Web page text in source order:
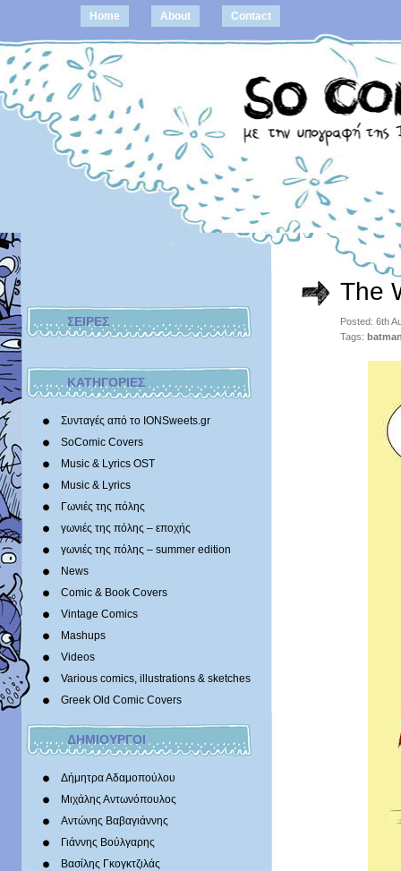
Home About Contact
ΣΕΙΡΕΣ
ΚΑΤΗΓΟΡΙΕΣ
Συνταγές από το IONSweets.gr
SoComic Covers
Music & Lyrics OST
Music & Lyrics
Γωνιές της πόλης
γωνιές της πόλης – εποχής
γωνιές της πόλης – summer edition
News
Comic & Book Covers
Vintage Comics
Mashups
Videos
Various comics, illustrations & sketches
Greek Old Comic Covers
ΔΗΜΙΟΥΡΓΟΙ
Δήμητρα Αδαμοπούλου
Μιχάλης Αντωνόπουλος
Αντώνης Βαβαγιάννης
Γιάννης Βούλγαρης
Βασίλης Γκογκτζιλάς
The
Posted: 6th
Tags: